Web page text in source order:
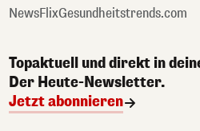
NewsFlixGesundheitstrends.com
Topaktuell und direkt in
Der Heute-Newsletter.
Jetzt abonnieren